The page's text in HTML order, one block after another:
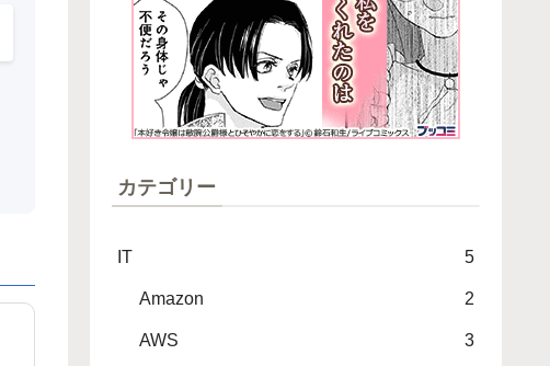
カテゴリー
IT 5
Amazon 2
AWS 3